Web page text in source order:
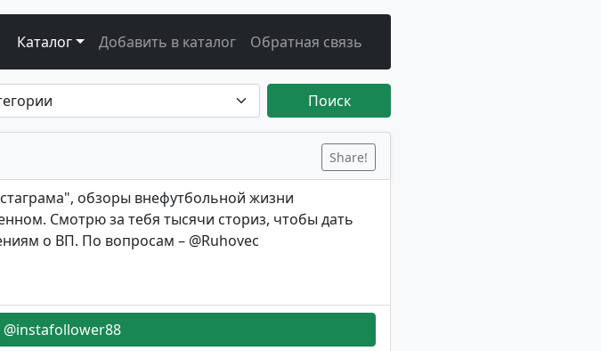
Каталог Добавить в каталог Обратная связь
Поиск
Share!
обзоры внефутбольной жизни
Смотрю за тебя тысячи сториз, чтобы дать
о ВП. По вопросам – @Ruhovec
@instafollower88